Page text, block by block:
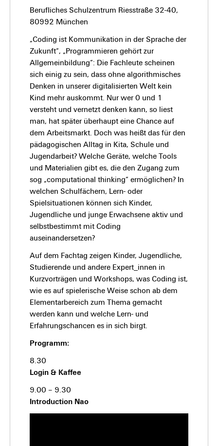
Berufliches Schulzentrum Riesstraße 32-40,
80992 München
„Coding ist Kommunikation in der Sprache der
Zukunft“, „Programmieren gehört zur
Allgemeinbildung“: Die Fachleute scheinen
sich einig zu sein, dass ohne algorithmisches
Denken in unserer digitalisierten Welt kein
Kind mehr auskommt. Nur wer 0 und 1
versteht und vernetzt denken kann, so liest
man, hat später überhaupt eine Chance auf
dem Arbeitsmarkt. Doch was heißt das für den
pädagogischen Alltag in Kita, Schule und
Jugendarbeit? Welche Geräte, welche Tools
und Materialien gibt es, die den Zugang zum
sog „computational thinking“ ermöglichen? In
welchen Schulfächern, Lern- oder
Spielsituationen können sich Kinder,
Jugendliche und junge Erwachsene aktiv und
selbstbestimmt mit Coding
auseinandersetzen?
Auf dem Fachtag zeigen Kinder, Jugendliche,
Studierende und andere Expert_innen in
Kurzvorträgen und Workshops, was Coding ist,
wie es auf spielerische Weise schon ab dem
Elementarbereich zum Thema gemacht
werden kann und welche Lern- und
Erfahrungschancen es in sich birgt.
Programm:
8.30
Login & Kaffee
9.00 – 9.30
Introduction Nao